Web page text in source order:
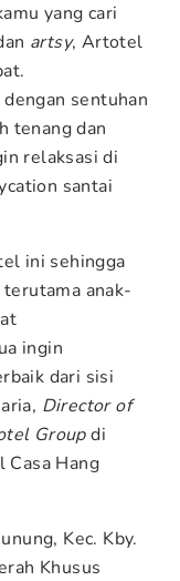
yang cari
artsy, Artotel
sentuhan
tenang dan
relaksasi di
santai
ini sehingga
anak-
ingin
dari sisi
Director of
Groupdi
Hang
Kec. Kby.
Khusus